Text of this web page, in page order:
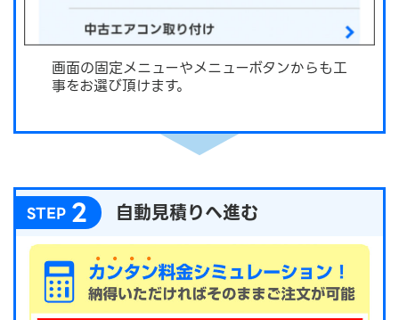
画面の固定メニューやメニューボタンからも工
事をお選び頂けます。
STEP 2 自動見積りへ進む